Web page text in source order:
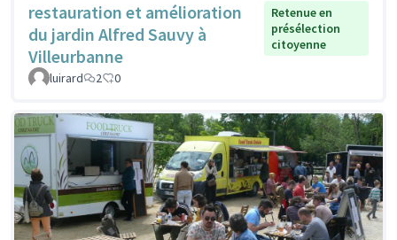
restauration et amélioration
du jardin Alfred Sauvy à
Villeurbanne
Retenue en
présélection
citoyenne
luirard 2 0